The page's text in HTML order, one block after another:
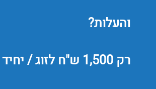
והעלות?
רק 1,500 ש"ח לזוג / יחיד